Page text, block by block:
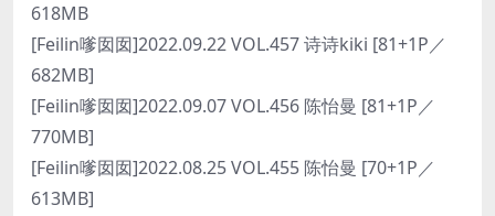
618MB
[Feilin嗲囡囡]2022.09.22 VOL.457 诗诗kiki [81+1P／
682MB]
[Feilin嗲囡囡]2022.09.07 VOL.456 陈怡曼 [81+1P／
770MB]
[Feilin嗲囡囡]2022.08.25 VOL.455 陈怡曼 [70+1P／
613MB]